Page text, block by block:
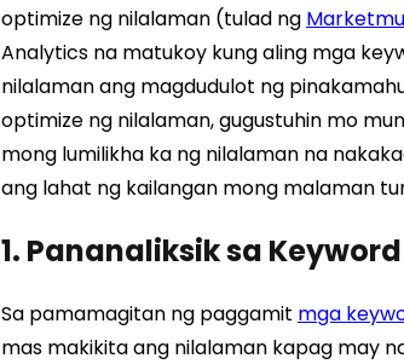
optimize ng nilalaman (tulad ng
Analytics na matukoy kung aling mga
nilalaman ang magdudulot ng
optimize ng nilalaman, gugustuhin mo
mong lumilikha ka ng nilalaman na
ang lahat ng kailangan mong malaman
1. Pananaliksik sa Keyword
Sa pamamagitan ng paggamit mga
mas makikita ang nilalaman kapag may